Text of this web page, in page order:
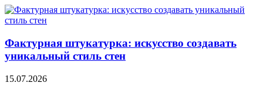
Фактурная штукатурка: искусство создавать
уникальный стиль стен
15.07.2026